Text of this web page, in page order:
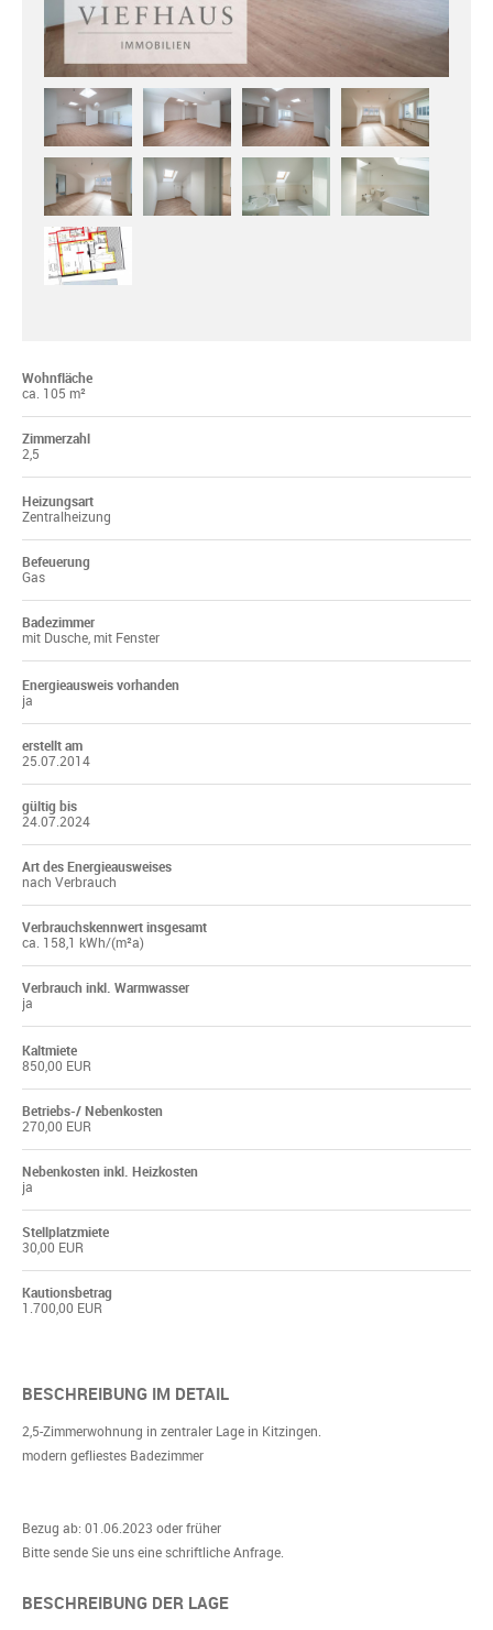
Wohnfläche
ca. 105 m²
Zimmerzahl
2,5
Heizungsart
Zentralheizung
Befeuerung
Gas
Badezimmer
mit Dusche, mit Fenster
Energieausweis vorhanden
ja
erstellt am
25.07.2014
gültig bis
24.07.2024
Art des Energieausweises
nach Verbrauch
Verbrauchskennwert insgesamt
ca. 158,1 kWh/(m²a)
Verbrauch inkl. Warmwasser
ja
Kaltmiete
850,00 EUR
Betriebs-/ Nebenkosten
270,00 EUR
Nebenkosten inkl. Heizkosten
ja
Stellplatzmiete
30,00 EUR
Kautionsbetrag
1.700,00 EUR
BESCHREIBUNG IM DETAIL
2,5-Zimmerwohnung in zentraler Lage in Kitzingen.
modern gefliestes Badezimmer
Bezug ab: 01.06.2023 oder früher
Bitte sende Sie uns eine schriftliche Anfrage.
BESCHREIBUNG DER LAGE